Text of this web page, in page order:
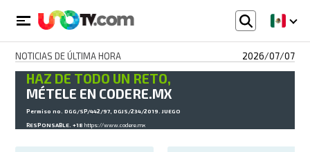
NOTICIAS DE ÚLTIMA HORA 2026/07/07
HAZ DE TODO UN RETO,
MÉTELE EN CODERE.MX
Permiso no. DGG/SP/442/97, DGJS/234/2019. JUEGO
RESPONSABLE. +18https://www.codere.mx